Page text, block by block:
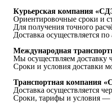
Курьерская компания
Ориентировочные сроки и
Для получения точного
Доставка осуществляется
Международная
Мы осуществляем доставку
Сроки и условия доставки
Транспортная компания
Доставка осуществляется
Сроки, тарифы и условия —